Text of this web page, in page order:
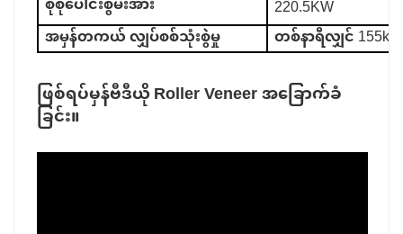
220.5KW
အမှန်တကယ် လျှပ်စစ်သုံးစွဲမှု
တစ်နာရီလျှင်
ဖြစ်ရပ်မှန်ဗီဒီယိုRoller Veneer အခြောက်ခံ
ခြင်း။